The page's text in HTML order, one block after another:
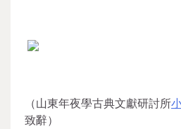
（山東年夜學古典文獻研討所
致辭）